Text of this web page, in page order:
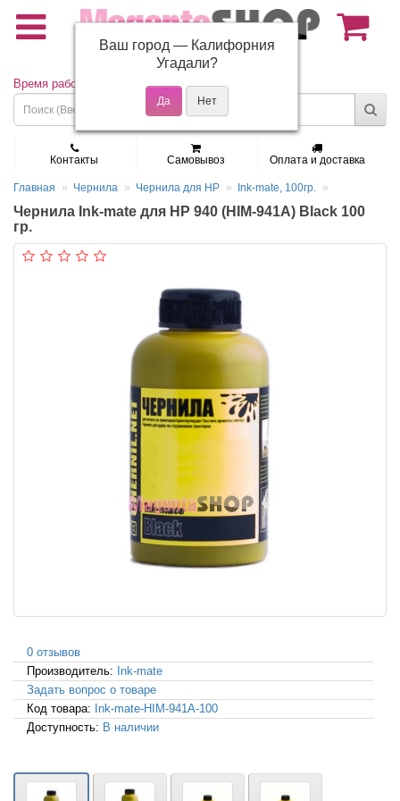
(495) 150-01-37
Время работы: Пн - Пт 9:30 - 19:00
Контакты Самовывоз Оплата и доставка
Главная Чернила Чернила для HP Ink-mate, 100гр.
Чернила Ink-mate для HP 940 (HIM-941A) Black 100
гр.
0 отзывов
Производитель: Ink-mate
Задать вопрос о товаре
Код товара: Ink-mate-HIM-941A-100
Доступность: В наличии
Ваш город — Калифорния
Угадали?